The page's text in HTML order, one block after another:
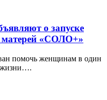
о запуске
матерей «СОЛО+»
помочь женщинам в один
жизни….